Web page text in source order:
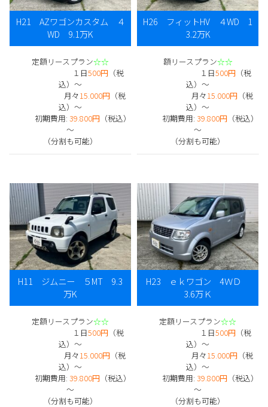
H21 AZワゴンカスタム ４
WD 9.1万K
定額リースプラン☆☆
１日500円 （税
込）～
月々15.000円（税
込）～
初期費用: 39.800円 （税込）
～
（分割も可能）
H26 フィットHV ４WD 1
3.2万K
額リースプラン☆☆
１日500円 （税
込）～
月々15.000円（税
込）～
初期費用: 39.800円 （税込）
～
（分割も可能）
H11 ジムニー ５MT 9.3
万K
定額リースプラン☆☆
１日500円 （税
込）～
月々15.000円（税
込）～
初期費用: 39.800円 （税込）
～
（分割も可能）
H23 ｅｋワゴン 4ＷＤ
3.6万Ｋ
定額リースプラン☆☆
１日500円 （税
込）～
月々15.000円（税
込）～
初期費用: 39.800円 （税込）
～
（分割も可能）